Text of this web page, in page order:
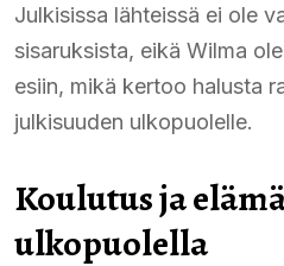
Julkisissa lähteissä ei ole
sisaruksista, eikä Wilma
esiin, mikä kertoo halusta
julkisuuden ulkopuolelle.
Koulutus ja
ulkopuolella